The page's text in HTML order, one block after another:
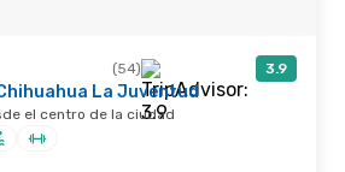
(54) 3.9
La Juventud
el centro de la ciudad